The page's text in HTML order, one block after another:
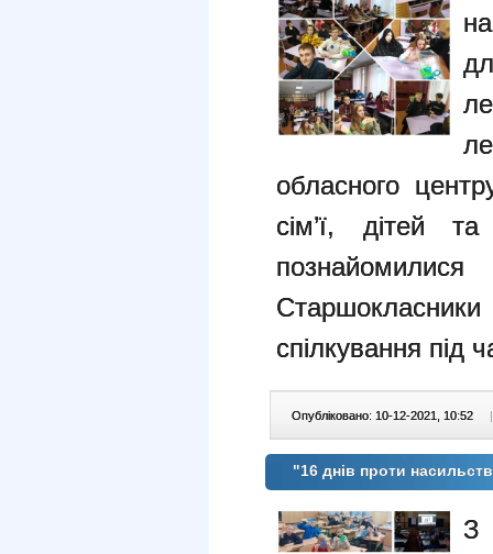
обласного
сім’ї, дітей
спілкування під
Опубліковано: 10-12-2021, 10:52
"16 днів проти
З